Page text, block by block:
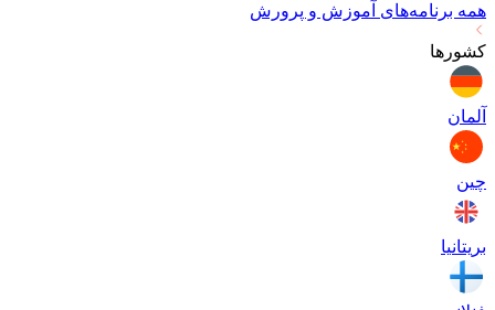
همه برنامه‌های آموزش و پرورش
کشورها
آلمان
چین
بریتانیا